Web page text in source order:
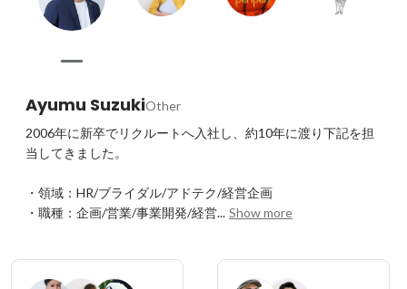
Ayumu SuzukiOther
2006年に新卒でリクルートへ入社し、約10年に渡り下記を担
当してきました。
・領域：HR/ブライダル/アドテク/経営企画
・職種：企画/営業/事業開発/経営... Show more